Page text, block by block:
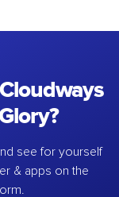
see for yourself
& apps on the